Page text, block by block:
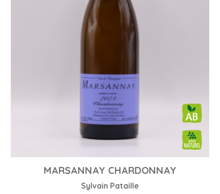
MARSANNAY CHARDONNAY
Sylvain Pataille